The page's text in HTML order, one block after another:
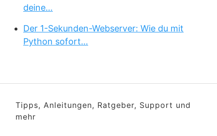
deine…
Der 1-Sekunden-Webserver: Wie du mit
Python sofort…
Tipps, Anleitungen, Ratgeber, Support und
mehr